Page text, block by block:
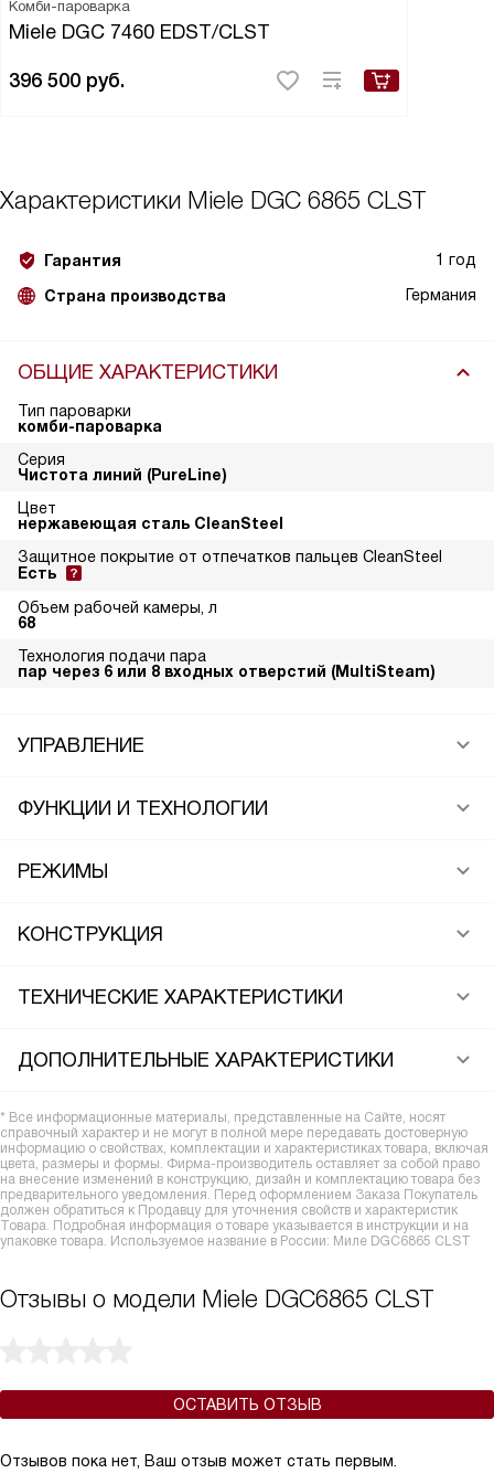
Комби-пароварка
Miele DGC 7460 EDST/CLST
396 500 руб.
Характеристики Miele DGC 6865 CLST
Гарантия 1 год
Страна производства Германия
ОБЩИЕ ХАРАКТЕРИСТИКИ
Тип пароварки
комби-пароварка
Серия
Чистота линий (PureLine)
Цвет
нержавеющая сталь CleanSteel
Защитное покрытие от отпечатков пальцев CleanSteel
Есть
Объем рабочей камеры, л
68
Технология подачи пара
пар через 6 или 8 входных отверстий (MultiSteam)
УПРАВЛЕНИЕ
ФУНКЦИИ И ТЕХНОЛОГИИ
РЕЖИМЫ
КОНСТРУКЦИЯ
ТЕХНИЧЕСКИЕ ХАРАКТЕРИСТИКИ
ДОПОЛНИТЕЛЬНЫЕ ХАРАКТЕРИСТИКИ
* Все информационные материалы, представленные на Сайте, носят
справочный характер и не могут в полной мере передавать достоверную
информацию о свойствах, комплектации и характеристиках товара, включая
цвета, размеры и формы. Фирма-производитель оставляет за собой право
на внесение изменений в конструкцию, дизайн и комплектацию товара без
предварительного уведомления. Перед оформлением Заказа Покупатель
должен обратиться к Продавцу для уточнения свойств и характеристик
Товара. Подробная информация о товаре указывается в инструкции и на
упаковке товара. Используемое название в России: Миле DGC6865 CLST
Отзывы о модели Miele DGC6865 CLST
ОСТАВИТЬ ОТЗЫВ
Отзывов пока нет, Ваш отзыв может стать первым.